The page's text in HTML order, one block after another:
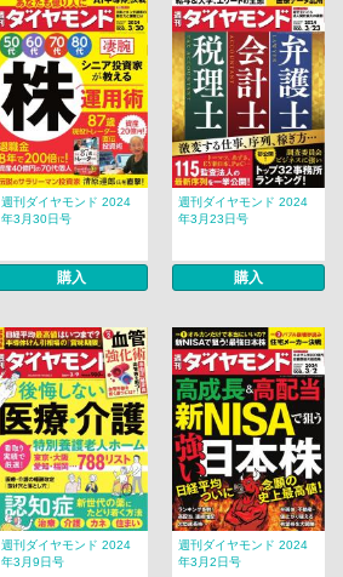
週刊ダイヤモンド 2024
年3月30日号
購入
週刊ダイヤモンド 2024
年3月23日号
購入
週刊ダイヤモンド 2024
年3月9日号
週刊ダイヤモンド 2024
年3月2日号